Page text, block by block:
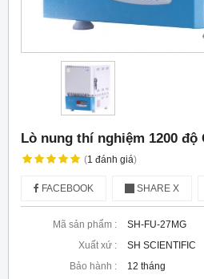
Lò nung thí nghiệm 1200 độ
(1 đánh giá)
FACEBOOK SHARE X
Mã sản phẩm :
SH-FU-27MG
Xuất xứ :
SH SCIENTIFIC
Bảo hành :
12 tháng